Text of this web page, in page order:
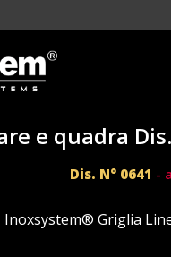
e quadra
Dis. N° 0641 -
Inoxsystem® Griglia